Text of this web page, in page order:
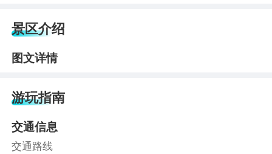
景区介绍
图文详情
游玩指南
交通信息
交通路线